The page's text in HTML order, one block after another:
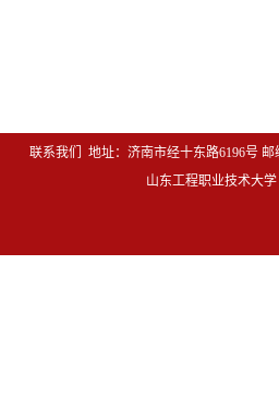
联系我们 地址：济南市经十东路6196号 邮
山东工程职业技术大